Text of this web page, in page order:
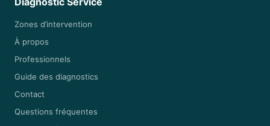
Zones d’intervention
À propos
Professionnels
Guide des diagnostics
Contact
Questions fréquentes